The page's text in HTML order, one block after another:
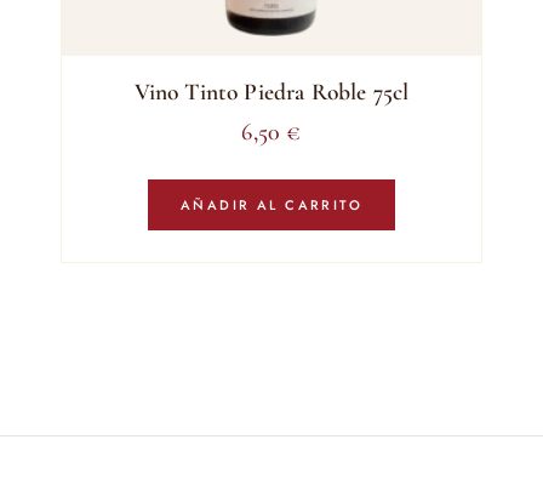
Vino Tinto Piedra Roble 75cl
6,50 €
AÑADIR AL CARRITO